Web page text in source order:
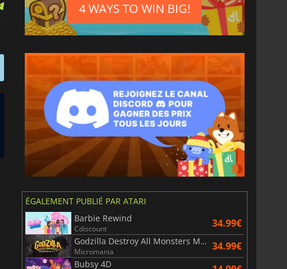
6.75€ 15.48
4 WAYS TO WIN BIG!
ÉGALEMENT PUBLIÉ PAR ATARI
Barbie Rewind
Cdiscount 34.99€
Godzilla Destroy All Monsters Melee Remastered
Micromania 34.99€
Bubsy 4D